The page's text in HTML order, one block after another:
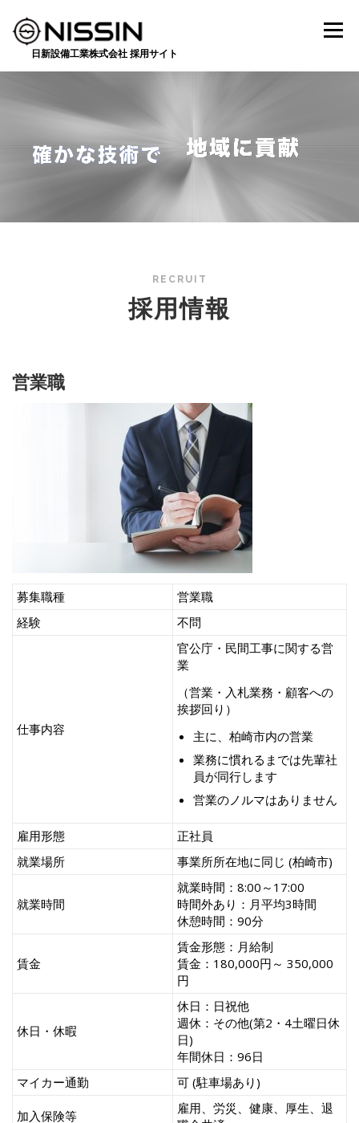
ツ
日新設備工業株式会社 採用サイト
メニュー
先輩たちの声 代表メッセージ 【ENTRY】
RECRUIT
採用情報
営業職
募集職種
営業職
経験
不問
仕事内容
官公庁・民間工事に関する営
業
（営業・入札業務・顧客への
挨拶回り）
主に、柏崎市内の営業
業務に慣れるまでは先輩社
員が同行します
営業のノルマはありません
雇用形態
正社員
就業場所
事業所所在地に同じ (柏崎市)
就業時間
就業時間：8:00～17:00
時間外あり：月平均3時間
休憩時間：90分
賃金
賃金形態：月給制
賃金：180,000円～ 350,000
円
休日・休暇
休日：日祝他
週休：その他(第2・4土曜日休
日)
年間休日：96日
マイカー通勤
可 (駐車場あり)
加入保険等
雇用、労災、健康、厚生、退